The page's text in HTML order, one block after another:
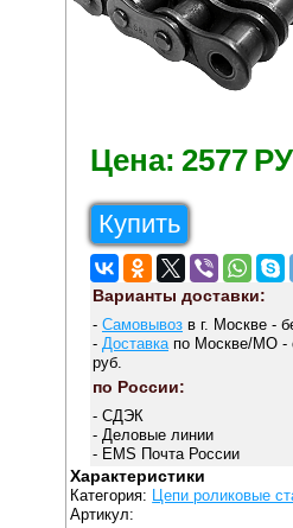
Цена: 2577
Купить
Варианты доставки:
- Самовывозв г. Москве -
- Доставкапо Москве/МО -
руб.
по России:
- СДЭК
- Деловые линии
- EMS Почта России
Характеристики
Категория:
Цепи роликовые
Артикул: